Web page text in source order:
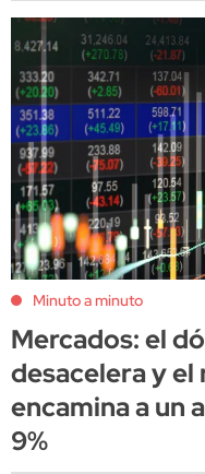
Minuto a minuto
Mercados: el
desacelera y el
encamina a un
9%